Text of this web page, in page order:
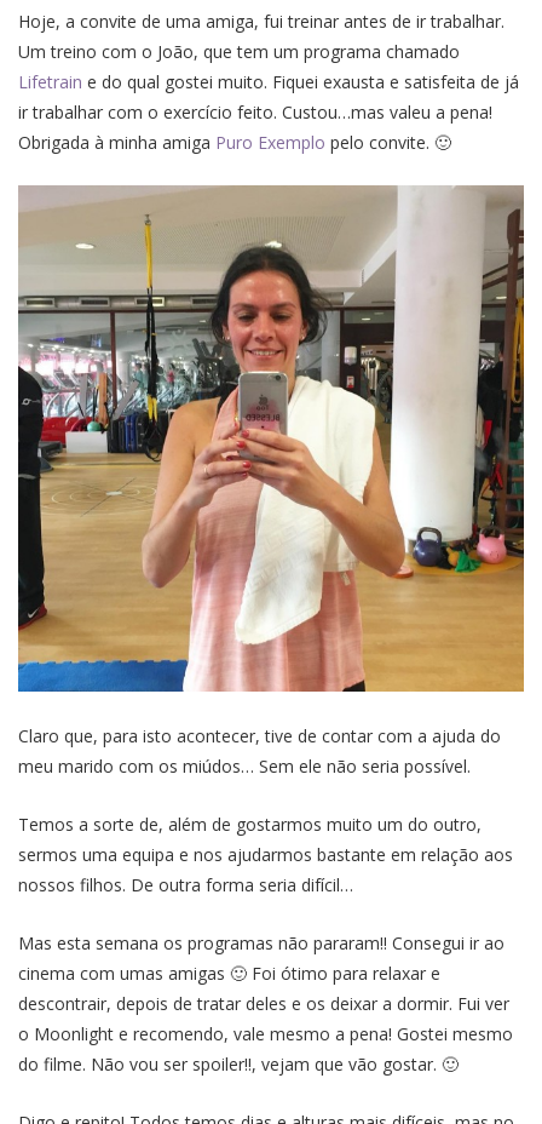
Hoje, a convite de uma amiga, fui treinar antes de ir trabalhar.
Um treino com o João, que tem um programa chamado
Lifetrain e do qual gostei muito. Fiquei exausta e satisfeita de já
ir trabalhar com o exercício feito. Custou…mas valeu a pena!
Obrigada à minha amiga Puro Exemplo pelo convite. 🙂
Claro que, para isto acontecer, tive de contar com a ajuda do
meu marido com os miúdos… Sem ele não seria possível.
Temos a sorte de, além de gostarmos muito um do outro,
sermos uma equipa e nos ajudarmos bastante em relação aos
nossos filhos. De outra forma seria difícil…
Mas esta semana os programas não pararam!! Consegui ir ao
cinema com umas amigas 🙂 Foi ótimo para relaxar e
descontrair, depois de tratar deles e os deixar a dormir. Fui ver
o Moonlight e recomendo, vale mesmo a pena! Gostei mesmo
do filme. Não vou ser spoiler!!, vejam que vão gostar. 🙂